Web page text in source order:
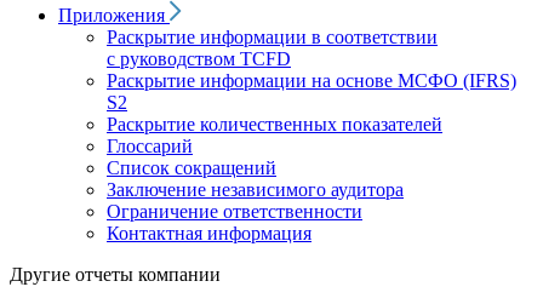
Приложения
Раскрытие информации в соответствии
с руководством TCFD
Раскрытие информации на основе МСФО (IFRS)
S2
Раскрытие количественных показателей
Глоссарий
Список сокращений
Заключение независимого аудитора
Ограничение ответственности
Контактная информация
Другие отчеты компании